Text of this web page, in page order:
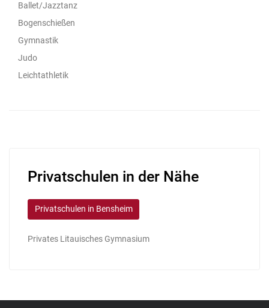
Ballet/Jazztanz
Bogenschießen
Gymnastik
Judo
Leichtathletik
Privatschulen in der Nähe
Privatschulen in Bensheim
Privates Litauisches Gymnasium